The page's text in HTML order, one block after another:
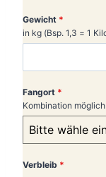
Gewicht *
in kg (Bsp. 1,3 = 1
Fangort *
Kombination möglich
Bitte wähle
Verbleib *